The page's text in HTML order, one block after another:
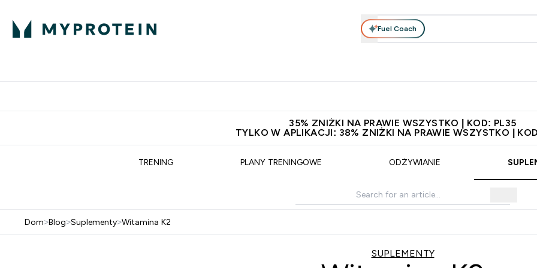
Fuel Coach
35% ZNIŻKI NA PRAWIE WSZYSTKO | KOD: PL35
TYLKO W APLIKACJI: 38% ZNIŻKI NA PRAWIE WSZYSTKO |
TRENING PLANY TRENINGOWE ODŻYWIANIE
Dom>Blog>Suplementy>Witamina K2
SUPLEMENTY